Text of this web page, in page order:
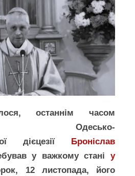
останнім часом
Одесько-
дієцезії Броніслав
у важкому стані у
12 листопада, його